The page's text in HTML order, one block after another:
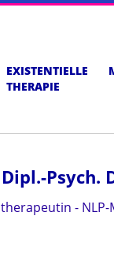
EXISTENTIELLE
THERAPIE
Dipl.-Psych.
-